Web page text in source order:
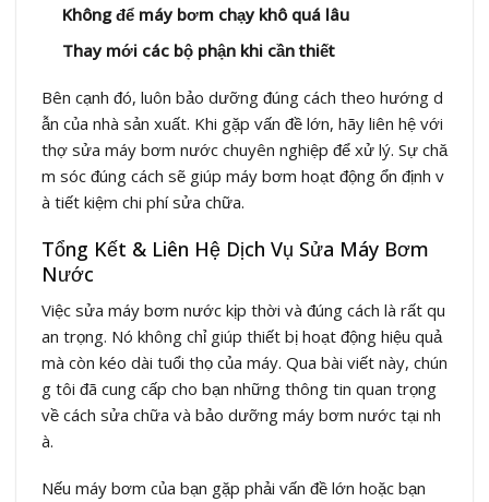
Không để máy bơm chạy khô quá lâu
Thay mới các bộ phận khi cần thiết
Bên cạnh đó, luôn bảo dưỡng đúng cách theo hướng d
ẫn của nhà sản xuất. Khi gặp vấn đề lớn, hãy liên hệ với
thợ sửa máy bơm nước chuyên nghiệp để xử lý. Sự chă
m sóc đúng cách sẽ giúp máy bơm hoạt động ổn định v
à tiết kiệm chi phí sửa chữa.
Tổng Kết & Liên Hệ Dịch Vụ Sửa Máy Bơm
Nước
Việc sửa máy bơm nước kịp thời và đúng cách là rất qu
an trọng. Nó không chỉ giúp thiết bị hoạt động hiệu quả
mà còn kéo dài tuổi thọ của máy. Qua bài viết này, chún
g tôi đã cung cấp cho bạn những thông tin quan trọng
về cách sửa chữa và bảo dưỡng máy bơm nước tại nh
à.
Nếu máy bơm của bạn gặp phải vấn đề lớn hoặc bạn